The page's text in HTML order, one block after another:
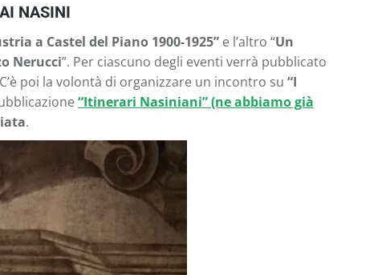
NASINI
a Castel del Piano 1900-1925” e l’altro “Un
Nerucci”. Per ciascuno degli eventi verrà pubblicato
poi la volontà di organizzare un incontro su “I
“Itinerari Nasiniani” (ne abbiamo già
.